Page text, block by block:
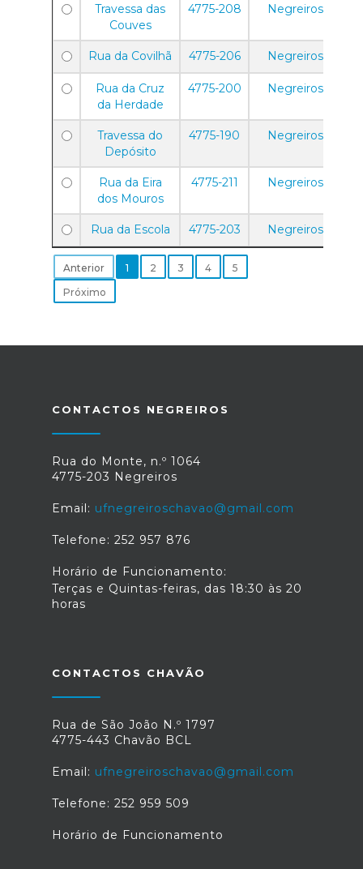
Travessa das
Couves
4775-208 Negreiros
Rua da Covilhã 4775-206 Negreiros
Rua da Cruz
da Herdade
4775-200 Negreiros
Travessa do
Depósito
4775-190 Negreiros
Rua da Eira
dos Mouros
4775-211 Negreiros
Rua da Escola 4775-203 Negreiros
Anterior 1 2 3 4
5
Próximo
CONTACTOS NEGREIROS
Rua do Monte, n.º 1064
4775-203 Negreiros
Email: ufnegreiroschavao@gmail.com
Telefone: 252 957 876
Horário de Funcionamento:
Terças e Quintas-feiras, das 18:30 às 20
horas
CONTACTOS CHAVÃO
Rua de São João N.º 1797
4775-443 Chavão BCL
Email: ufnegreiroschavao@gmail.com
Telefone: 252 959 509
Horário de Funcionamento